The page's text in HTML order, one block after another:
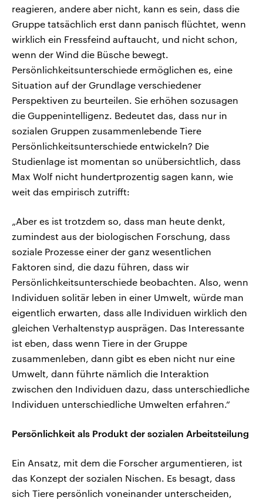
reagieren, andere aber nicht, kann es sein, dass die
Gruppe tatsächlich erst dann panisch flüchtet, wenn
wirklich ein Fressfeind auftaucht, und nicht schon,
wenn der Wind die Büsche bewegt.
Persönlichkeitsunterschiede ermöglichen es, eine
Situation auf der Grundlage verschiedener
Perspektiven zu beurteilen. Sie erhöhen sozusagen
die Guppenintelligenz. Bedeutet das, dass nur in
sozialen Gruppen zusammenlebende Tiere
Persönlichkeitsunterschiede entwickeln? Die
Studienlage ist momentan so unübersichtlich, dass
Max Wolf nicht hundertprozentig sagen kann, wie
weit das empirisch zutrifft:
„Aber es ist trotzdem so, dass man heute denkt,
zumindest aus der biologischen Forschung, dass
soziale Prozesse einer der ganz wesentlichen
Faktoren sind, die dazu führen, dass wir
Persönlichkeitsunterschiede beobachten. Also, wenn
Individuen solitär leben in einer Umwelt, würde man
eigentlich erwarten, dass alle Individuen wirklich den
gleichen Verhaltenstyp ausprägen. Das Interessante
ist eben, dass wenn Tiere in der Gruppe
zusammenleben, dann gibt es eben nicht nur eine
Umwelt, dann führte nämlich die Interaktion
zwischen den Individuen dazu, dass unterschiedliche
Individuen unterschiedliche Umwelten erfahren.“
Persönlichkeit als Produkt der sozialen Arbeitsteilung
Ein Ansatz, mit dem die Forscher argumentieren, ist
das Konzept der sozialen Nischen. Es besagt, dass
sich Tiere persönlich voneinander unterscheiden,